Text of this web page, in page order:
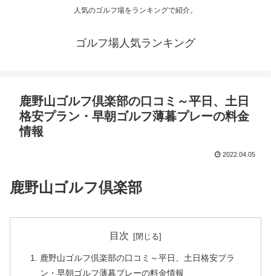
人気のゴルフ場をランキングで紹介。
ゴルフ場人気ランキング
鹿野山ゴルフ倶楽部の口コミ～平日、土日
格安プラン・早朝ゴルフ薄暮プレーの料金
情報
2022.04.05
鹿野山ゴルフ倶楽部
目次
鹿野山ゴルフ倶楽部の口コミ～平日、土日格安プラ
ン・早朝ゴルフ薄暮プレーの料金情報